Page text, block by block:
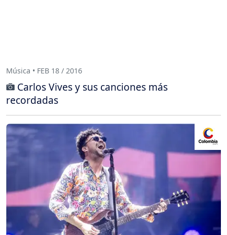
Música • FEB 18 / 2016
Carlos Vives y sus canciones más
recordadas